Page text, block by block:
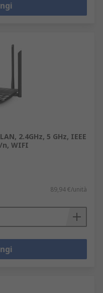
2.4GHz, 5 GHz, IEEE
n, WIFI
89,94 €/unità